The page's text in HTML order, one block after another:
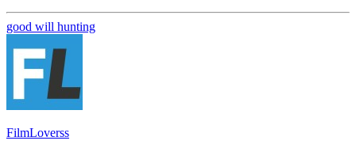
good will hunting
FilmLoverss